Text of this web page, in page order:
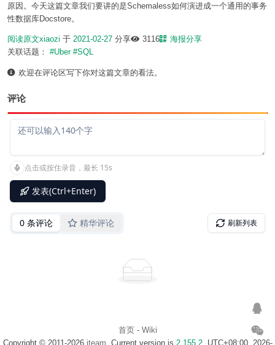
原因。今天这篇文章我们要讲的是Schemaless如何演进成一个通用的事务
性数据库Docstore。
阅读原文xiaozi 于 2021-02-27 分享 3116
海报分享
关联话题： #Uber #SQL
欢迎在评论区写下你对这篇文章的看法。
评论
首页- Wiki
Copyright © 2011-2026 iteam . Current version is 2.155.2. UTC+08:00, 2026-